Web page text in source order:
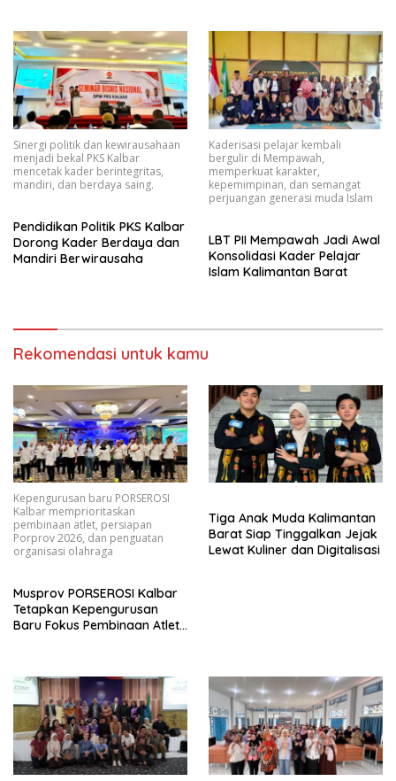
Sinergi politik dan kewirausahaan
menjadi bekal PKS Kalbar
mencetak kader berintegritas,
mandiri, dan berdaya saing.
Pendidikan Politik PKS Kalbar
Dorong Kader Berdaya dan
Mandiri Berwirausaha
Kaderisasi pelajar kembali
bergulir di Mempawah,
memperkuat karakter,
kepemimpinan, dan semangat
perjuangan generasi muda Islam
LBT PII Mempawah Jadi Awal
Konsolidasi Kader Pelajar
Islam Kalimantan Barat
Rekomendasi untuk kamu
Kepengurusan baru PORSEROSI
Kalbar memprioritaskan
pembinaan atlet, persiapan
Porprov 2026, dan penguatan
organisasi olahraga
Musprov PORSEROSI Kalbar
Tetapkan Kepengurusan
Baru Fokus Pembinaan Atlet
Tiga Anak Muda Kalimantan
Barat Siap Tinggalkan Jejak
Lewat Kuliner dan Digitalisasi